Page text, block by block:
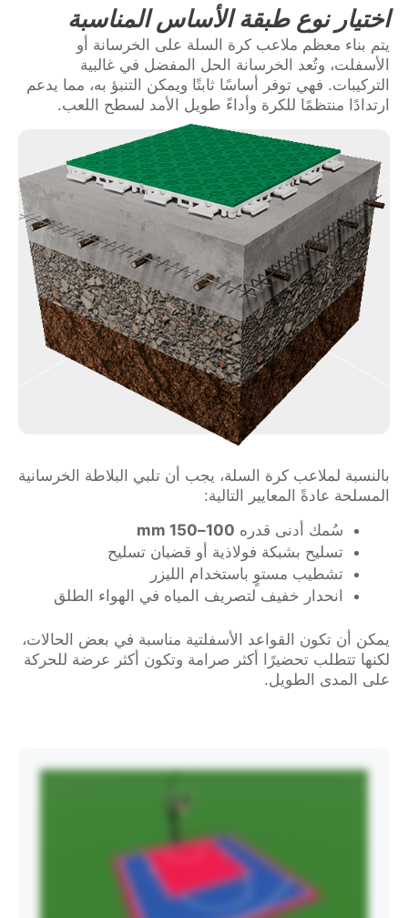
اختيار نوع طبقة الأساس المناسبة
يتم بناء معظم ملاعب كرة السلة على الخرسانة أو
الأسفلت، وتُعد الخرسانة الحل المفضل في غالبية
التركيبات. فهي توفر أساسًا ثابتًا ويمكن التنبؤ به، مما يدعم
ارتدادًا منتظمًا للكرة وأداءً طويل الأمد لسطح اللعب.
بالنسبة لملاعب كرة السلة، يجب أن تلبي البلاطة الخرسانية
المسلحة عادةً المعايير التالية:
سُمك أدنى قدره 100–150 mm
تسليح بشبكة فولاذية أو قضبان تسليح
تشطيب مستوٍ باستخدام الليزر
انحدار خفيف لتصريف المياه في الهواء الطلق
يمكن أن تكون القواعد الأسفلتية مناسبة في بعض الحالات،
لكنها تتطلب تحضيرًا أكثر صرامة وتكون أكثر عرضة للحركة
على المدى الطويل.